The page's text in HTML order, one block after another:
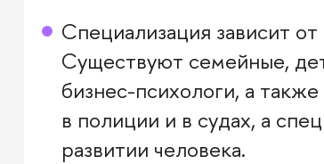
Специализация зависит
Существуют семейные,
бизнес-психологи, а
в полиции и в судах, а
развитии человека.